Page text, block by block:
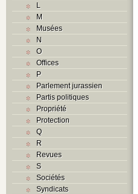
L
M
Musées
N
O
Offices
P
Parlement jurassien
Partis politiques
Propriété
Protection
Q
R
Revues
S
Sociétés
Syndicats